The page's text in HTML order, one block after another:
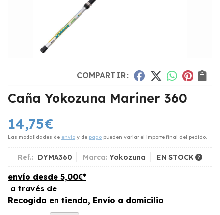
COMPARTIR:
Caña Yokozuna Mariner 360
14,75€
Las modalidades de envío y de pago pueden variar el importe final del pedido.
Ref.: DYMA360 Marca: Yokozuna EN STOCK
envío desde 5,00€*
a través de
Recogida en tienda, Envío a domicilio